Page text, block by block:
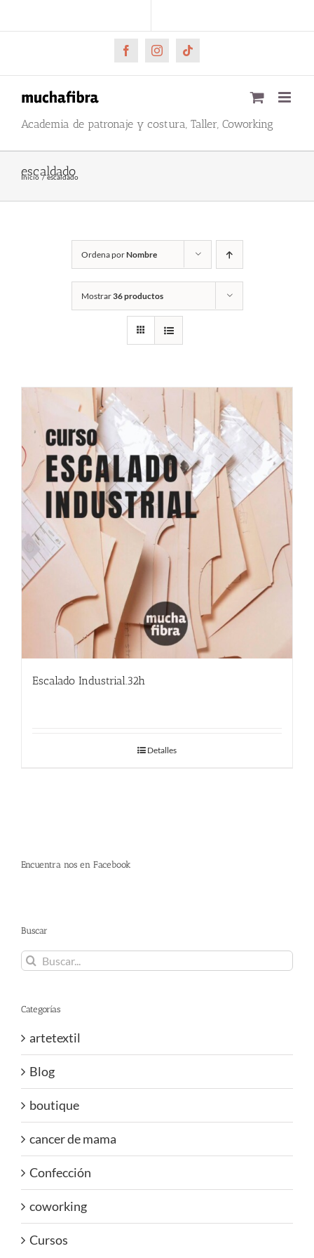
al
FacebookInstagramTiktok
Academia de patronaje y costura, Taller, Coworking
escaldado
Inicio escaldado
Ordena porNombre
Mostrar36 productos
Escalado Industrial.32h
Detalles
Encuentra nos en Facebook
Buscar
Buscar:
Categorías
artetextil
Blog
boutique
cancer de mama
Confección
coworking
Cursos